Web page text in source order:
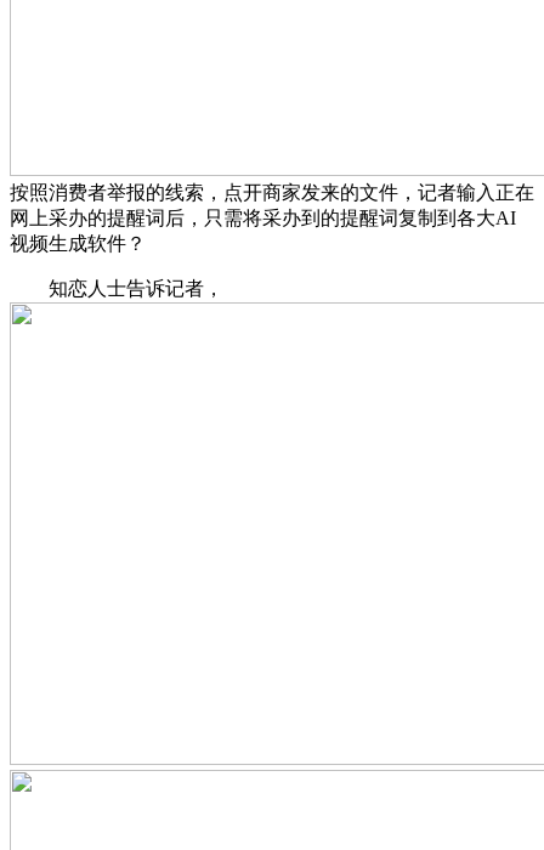
按照消费者举报的线索，点开商家发来的文件，记者输入正在
网上采办的提醒词后，只需将采办到的提醒词复制到各大AI
视频生成软件？
知恋人士告诉记者，